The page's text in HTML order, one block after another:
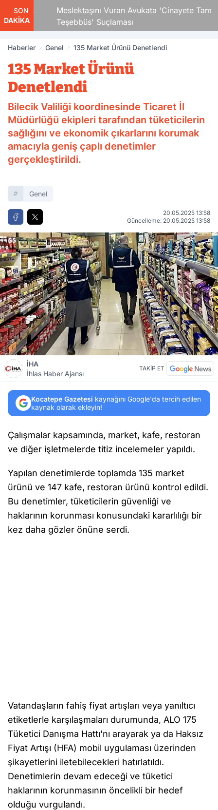
SON
DAKİKA
Meslektaşını Vuran Avukata 'Cinayete Tam
Teşebbüs' Suçlaması
Haberler Genel 135 Market Ürünü Denetlendi
135 Market Ürünü
Denetlendi
Bilecik Valiliği koordinesinde Ticaret İl
Müdürlüğü ekipleri tarafından tüketicilerin
sağlığını ve ekonomik çıkarlarını korumak
amacıyla geniş çaplı denetimler
gerçekleştirildi.
Genel
20.05.2025 13:58
Güncelleme: 20.05.2025 13:58
İHA
İhlas Haber Ajansı
TAKİP ET
Kocatepe Gazetesi kaynağını Google'da tercih edilen
kaynak olarak ekleyin!
Çalışmalar kapsamında, market, kafe, restoran
ve diğer işletmelerde titiz incelemeler yapıldı.
Yapılan denetimlerde toplamda 135 market
ürünü ve 147 kafe, restoran ürünü kontrol edildi.
Bu denetimler, tüketicilerin güvenliği ve
haklarının korunması konusundaki kararlılığı bir
kez daha gözler önüne serdi.
Vatandaşların fahiş fiyat artışları veya yanıltıcı
etiketlerle karşılaşmaları durumunda, ALO 175
Tüketici Danışma Hattı'nı arayarak ya da Haksız
Fiyat Artışı (HFA) mobil uygulaması üzerinden
şikayetlerini iletebilecekleri hatırlatıldı.
Denetimlerin devam edeceği ve tüketici
haklarının korunmasının öncelikli bir hedef
olduğu vurgulandı.